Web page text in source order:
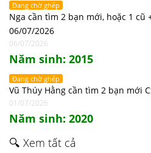
Đang chờ ghép
Nga cần tìm 2 bạn mới, hoặc 1 cũ
06/07/2026
06/07/2026
Năm sinh: 2015
Đang chờ ghép
Vũ Thúy Hằng cần tìm 2 bạn mới
01/07/2026
Năm sinh: 2020
🔍 Xem tất cả